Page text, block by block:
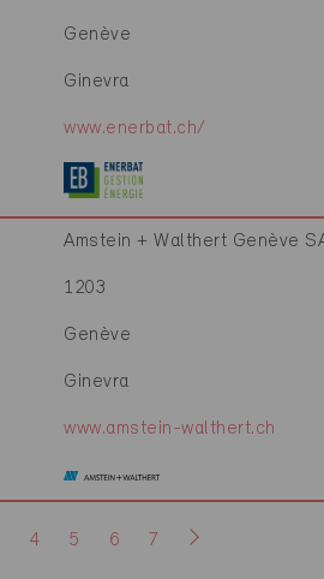
Genève
Ginevra
www.enerbat.ch/
Amstein + Walthert Genève
1203
Genève
Ginevra
www.amstein-walthert.ch
4 5 6 7